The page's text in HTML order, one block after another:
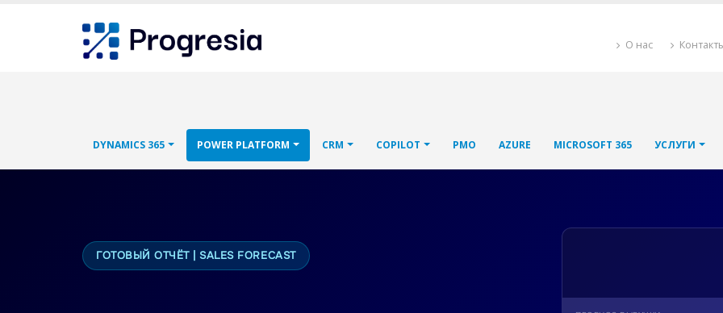
О нас
Main
navigation
DYNAMICS 365 POWER PLATFORM CRM COPILOT PMO AZURE MICROSOFT 365 УСЛУГИ
ГОТОВЫЙ ОТЧЁТ | SALES FORECAST